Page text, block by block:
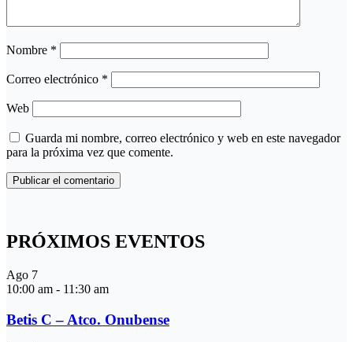
Nombre *
Correo electrónico *
Web
Guarda mi nombre, correo electrónico y web en este navegador
para la próxima vez que comente.
PRÓXIMOS EVENTOS
Ago 7
10:00 am - 11:30 am
Betis C – Atco. Onubense